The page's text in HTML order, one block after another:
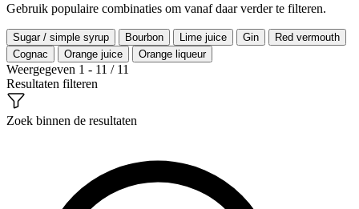
Gebruik populaire combinaties om vanaf daar verder te filteren.
Sugar / simple syrup Bourbon Lime juice Gin
Red vermouth
Cognac
Orange juice Orange liqueur
Weergegeven 1 - 11 / 11
Resultaten filteren
Zoek binnen de resultaten